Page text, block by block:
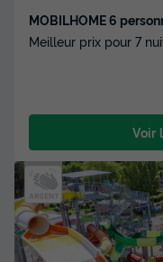
MOBILHOME 6
Meilleur prix pour 7
Voir